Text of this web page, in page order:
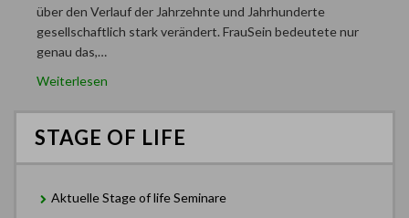
über den Verlauf der Jahrzehnte und Jahrhunderte
gesellschaftlich stark verändert. FrauSein bedeutete nur
genau das,…
Weiterlesen
STAGE OF LIFE
Aktuelle Stage of life Seminare